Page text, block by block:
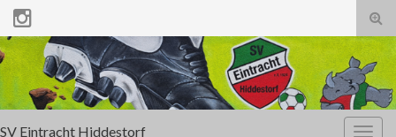
SV Eintracht Hiddestorf